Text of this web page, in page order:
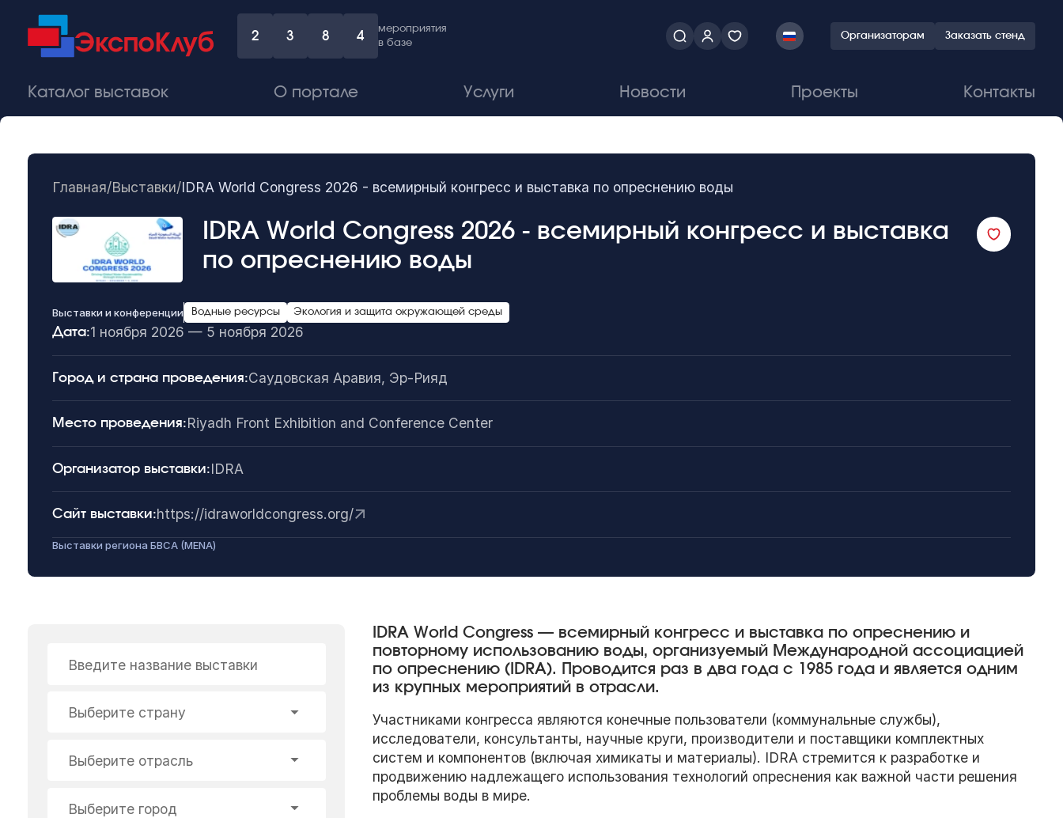
2 3 8 4
мероприятия
в базе
Организаторам Заказать стенд
Каталог выставок О портале Услуги Новости Проекты Контакты
Главная/Выставки/IDRA World Congress 2026 - всемирный конгресс и выставка по опреснению воды
IDRA World Congress 2026 - всемирный конгресс и выставка
по опреснению воды
Выставки и конференции Водные ресурсы Экология и защита окружающей среды
Дата:1 ноября 2026 — 5 ноября 2026
Город и страна проведения:Саудовская Аравия, Эр-Рияд
Место проведения:Riyadh Front Exhibition and Conference Center
Организатор выставки:IDRA
Сайт выставки:https://idraworldcongress.org/
Выставки региона БВСА (MENA)
Введите название выставки
Выберите страну
Выберите отрасль
Выберите город
IDRA World Congress — всемирный конгресс и выставка по опреснению и
повторному использованию воды, организуемый Международной ассоциацией
по опреснению (IDRA). Проводится раз в два года с 1985 года и является одним
из крупных мероприятий в отрасли.
Участниками конгресса являются конечные пользователи (коммунальные службы),
исследователи, консультанты, научные круги, производители и поставщики комплектных
систем и компонентов (включая химикаты и материалы). IDRA стремится к разработке и
продвижению надлежащего использования технологий опреснения как важной части решения
проблемы воды в мире.